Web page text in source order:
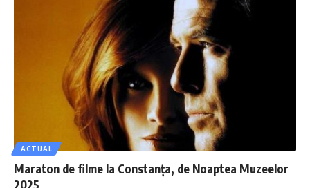
ACTUAL
Maraton de filme la Constanța, de Noaptea Muzeelor
2025